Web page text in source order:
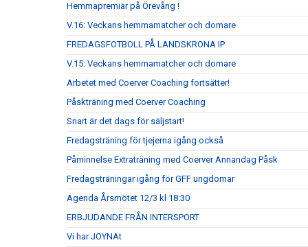
Hemmapremiär på Örevång !
V.16: Veckans hemmamatcher och domare
FREDAGSFOTBOLL PÅ LANDSKRONA IP
V.15: Veckans hemmamatcher och domare
Arbetet med Coerver Coaching fortsätter!
Påskträning med Coerver Coaching
Snart är det dags för säljstart!
Fredagsträning för tjejerna igång också
Påminnelse Extraträning med Coerver Annandag Påsk
Fredagsträningar igång för GFF ungdomar
Agenda Årsmötet 12/3 kl 18:30
ERBJUDANDE FRÅN INTERSPORT
Vi har JOYNAt